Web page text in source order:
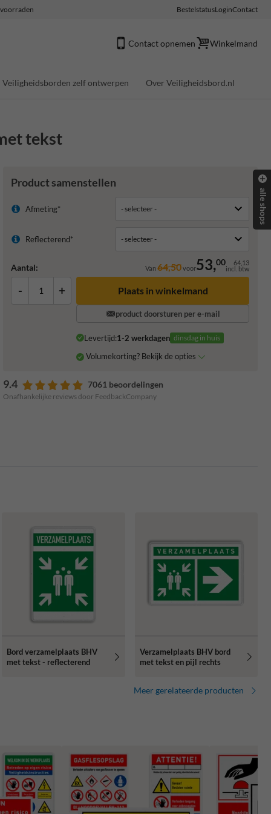
BestelstatusLoginContact
Contact opnemen Winkelmand
Veiligheidsborden zelf ontwerpen Over Veiligheidsbord.nl
tekst
Product samenstellen
Afmeting*
Reflecterend*
Aantal: Van64,50voor53,00 64,13
incl. btw
- + Plaats in winkelmand
product doorsturen per e-mail
Levertijd:1-2 werkdagen dinsdag in huis
Volumekorting? Bekijk de opties
9.4 7061 beoordelingen
Onafhankelijke reviews door FeedbackCompany
Bord verzamelplaats BHV
met tekst - reflecterend
Verzamelplaats BHV bord
met tekst en pijl rechts
Meer gerelateerde producten
alle shops